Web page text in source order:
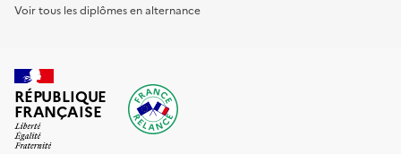
Voir tous les diplômes en alternance
RÉPUBLIQUE
FRANÇAISE